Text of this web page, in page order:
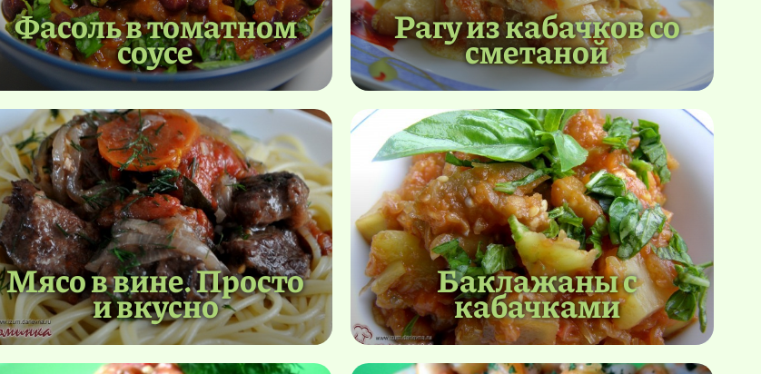
Фасоль в томатном
соусе
Рагу из кабачков со
сметаной
Мясо в вине. Просто
и вкусно
Баклажаны с
кабачками